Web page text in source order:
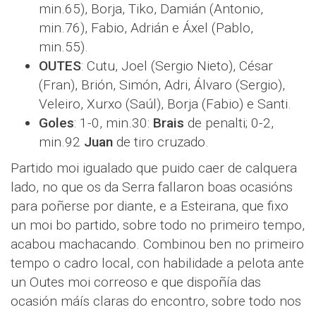
min.65), Borja, Tiko, Damián (Antonio,
min.76), Fabio, Adrián e Áxel (Pablo,
min.55).
OUTES: Cutu, Joel (Sergio Nieto), César
(Fran), Brión, Simón, Adri, Álvaro (Sergio),
Veleiro, Xurxo (Saúl), Borja (Fabio) e Santi.
Goles: 1-0, min.30: Brais de penalti; 0-2,
min.92 Juan de tiro cruzado.
Partido moi igualado que puido caer de calquera
lado, no que os da Serra fallaron boas ocasións
para poñerse por diante, e a Esteirana, que fixo
un moi bo partido, sobre todo no primeiro tempo,
acabou machacando. Combinou ben no primeiro
tempo o cadro local, con habilidade a pelota ante
un Outes moi correoso e que dispoñía das
ocasión máís claras do encontro, sobre todo nos